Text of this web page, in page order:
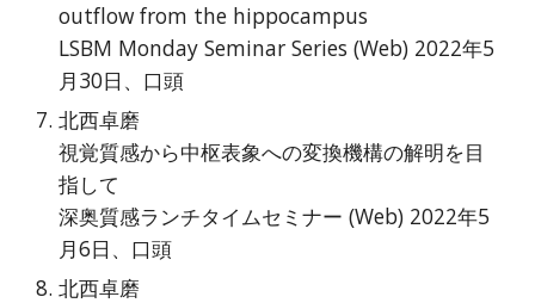
outflow from the hippocampus
LSBM Monday Seminar Series (Web) 2022年5
月30日、口頭
北西卓磨
視覚質感から中枢表象への変換機構の解明を目
指して
深奥質感ランチタイムセミナー (Web) 2022年5
月6日、口頭
北西卓磨